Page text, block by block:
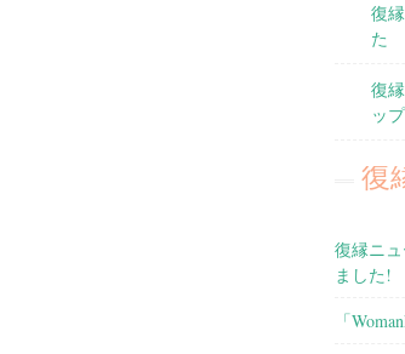
復
た
復
ップ
復
復縁ニ
ました!
「